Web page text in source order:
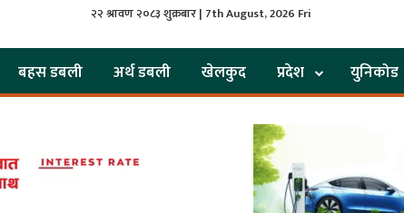
२२ श्रावण २०८३ शुक्रबार | 7th August, 2026 Fri
बहस डबली अर्थ डबली खेलकुद प्रदेश युनिकोड